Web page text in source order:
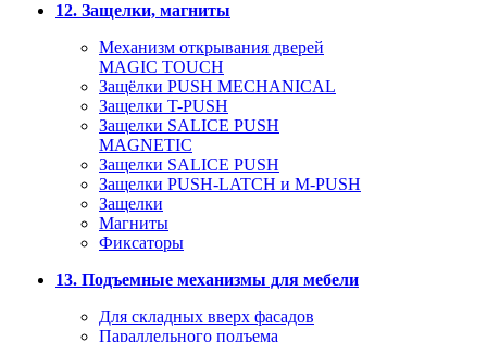
12. Защелки, магниты
Механизм открывания дверей
MAGIC TOUCH
Защёлки PUSH MECHANICAL
Защелки T-PUSH
Защелки SALICE PUSH
MAGNETIC
Защелки SALICE PUSH
Защелки PUSH-LATCH и M-PUSH
Защелки
Магниты
Фиксаторы
13. Подъемные механизмы для мебели
Для складных вверх фасадов
Параллельного подъема